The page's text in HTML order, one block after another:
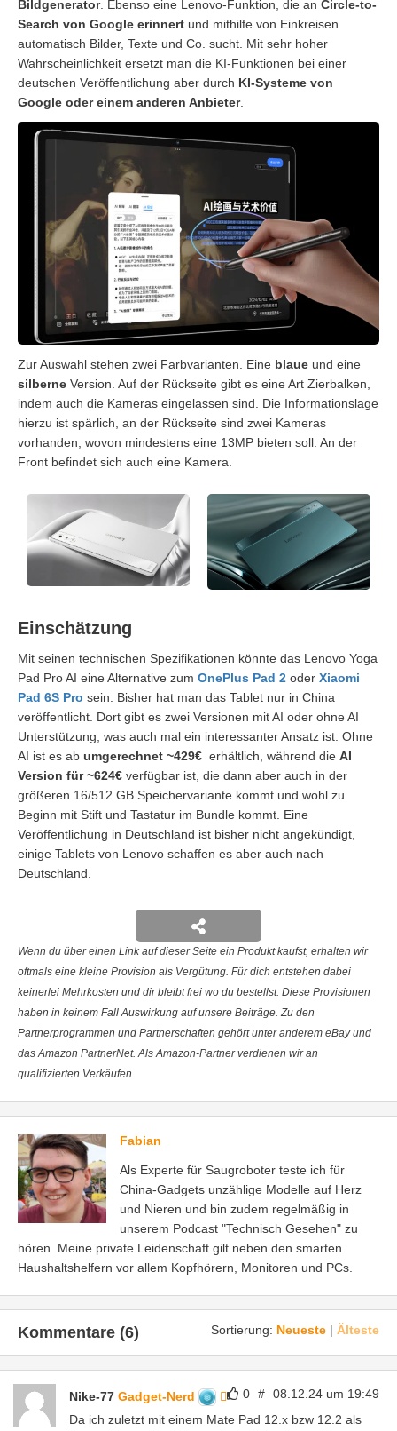
Bildgenerator. Ebenso eine Lenovo-Funktion, die an Circle-to-
Search von Google erinnert und mithilfe von Einkreisen
automatisch Bilder, Texte und Co. sucht. Mit sehr hoher
Wahrscheinlichkeit ersetzt man die KI-Funktionen bei einer
deutschen Veröffentlichung aber durch KI-Systeme von
Google oder einem anderen Anbieter.
Zur Auswahl stehen zwei Farbvarianten. Eine blaue und eine
silberne Version. Auf der Rückseite gibt es eine Art Zierbalken,
indem auch die Kameras eingelassen sind. Die Informationslage
hierzu ist spärlich, an der Rückseite sind zwei Kameras
vorhanden, wovon mindestens eine 13MP bieten soll. An der
Front befindet sich auch eine Kamera.
Einschätzung
Mit seinen technischen Spezifikationen könnte das Lenovo Yoga
Pad Pro AI eine Alternative zum OnePlus Pad 2 oder Xiaomi
Pad 6S Pro sein. Bisher hat man das Tablet nur in China
veröffentlicht. Dort gibt es zwei Versionen mit AI oder ohne AI
Unterstützung, was auch mal ein interessanter Ansatz ist. Ohne
AI ist es ab umgerechnet ~429€ erhältlich, während die AI
Version für ~624€ verfügbar ist, die dann aber auch in der
größeren 16/512 GB Speichervariante kommt und wohl zu
Beginn mit Stift und Tastatur im Bundle kommt. Eine
Veröffentlichung in Deutschland ist bisher nicht angekündigt,
einige Tablets von Lenovo schaffen es aber auch nach
Deutschland.
Wenn du über einen Link auf dieser Seite ein Produkt kaufst, erhalten wir
oftmals eine kleine Provision als Vergütung. Für dich entstehen dabei
keinerlei Mehrkosten und dir bleibt frei wo du bestellst. Diese Provisionen
haben in keinem Fall Auswirkung auf unsere Beiträge. Zu den
Partnerprogrammen und Partnerschaften gehört unter anderem eBay und
das Amazon PartnerNet. Als Amazon-Partner verdienen wir an
qualifizierten Verkäufen.
Fabian
Als Experte für Saugroboter teste ich für
China-Gadgets unzählige Modelle auf Herz
und Nieren und bin zudem regelmäßig in
unserem Podcast "Technisch Gesehen" zu
hören. Meine private Leidenschaft gilt neben den smarten
Haushaltshelfern vor allem Kopfhörern, Monitoren und PCs.
Sortierung: Neueste | Älteste
Kommentare (6)
0 # 08.12.24 um 19:49
Nike-77 Gadget-Nerd
Da ich zuletzt mit einem Mate Pad 12.x bzw 12.2 als